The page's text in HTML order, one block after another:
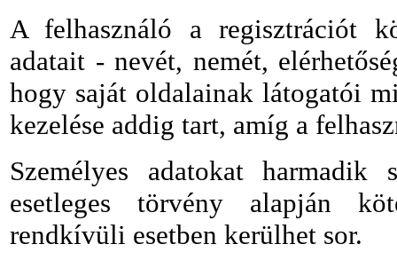
A felhasználó a regisztrációt
adatait - nevét, nemét,
hogy saját oldalainak látogatói
kezelése addig tart, amíg a
Személyes adatokat
esetleges törvény alapján
rendkívüli esetben kerülhet sor.